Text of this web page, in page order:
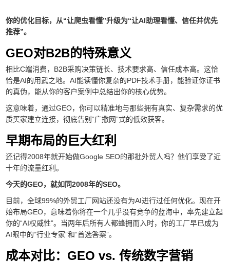
你的优化目标，从“让爬虫看懂”升级为“让AI助理看懂、信任并优先
推荐”。
GEO对B2B的特殊意义
相比C端消费，B2B采购决策链长、技术要求高、信任成本高。这恰
恰是AI的用武之地。AI能读懂你复杂的PDF技术手册，能验证你证书
的真伪，能从你的客户案例中总结出你的核心优势。
这意味着，通过GEO，你可以精准地与那些拥有真实、复杂需求的优
质买家建立连接，彻底告别“广撒网”式的低效获客。
早期布局的巨大红利
还记得2008年就开始做Google SEO的那批外贸人吗？他们享受了近
十年的流量红利。
今天的GEO，就如同2008年的SEO。
目前，全球99%的外贸工厂网站还没有为AI进行过任何优化。现在开
始布局GEO，意味着你将在一个几乎没有竞争的蓝海中，率先建立起
你的“AI权威性”。当两年后所有人都蜂拥而入时，你的工厂早已成为
AI眼中的“行业专家”和“首选答案”。
成本对比：GEO vs. 传统数字营销